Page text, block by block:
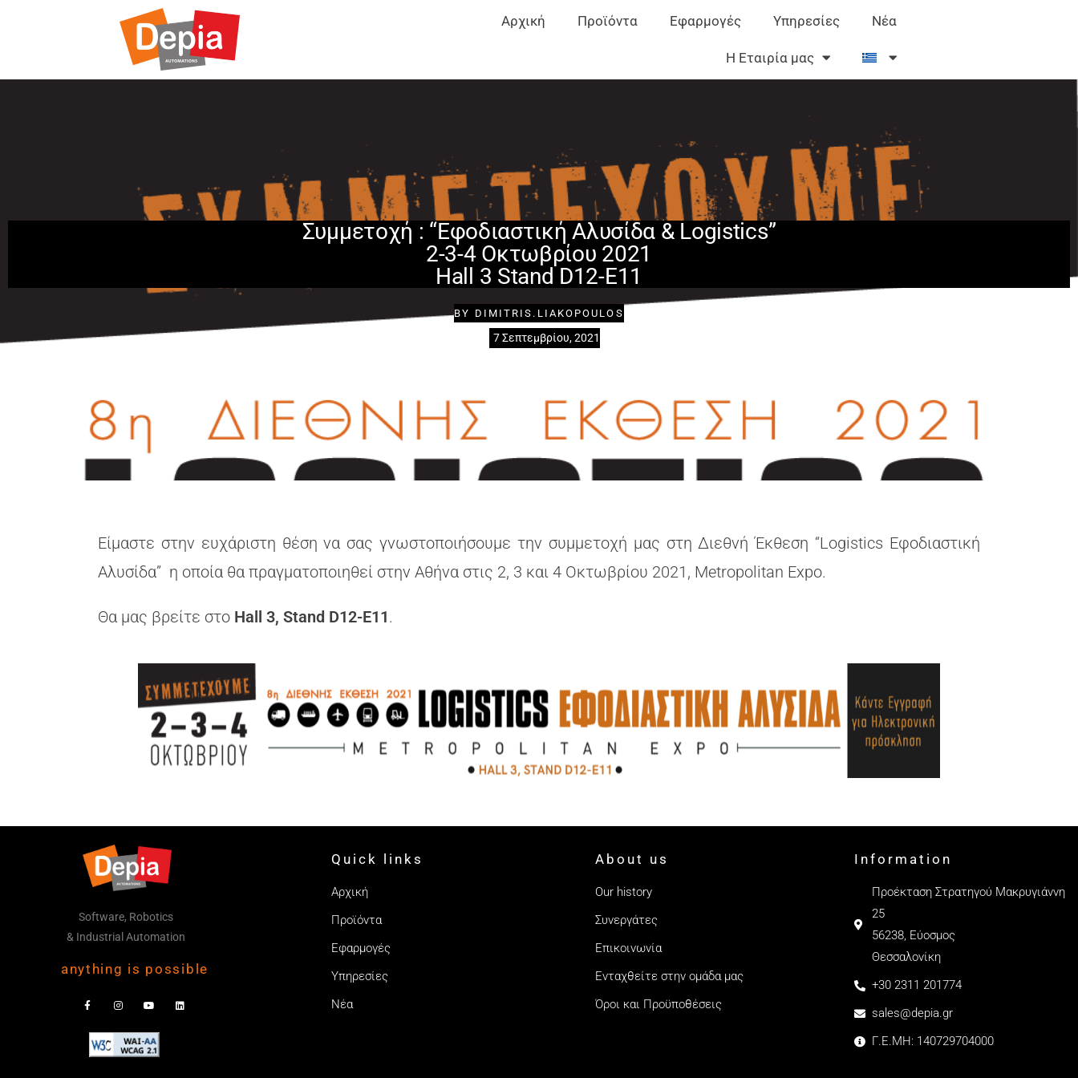
Αρχική Προϊόντα Εφαρμογές Υπηρεσίες Νέα
Η Εταιρία μας
Συμμετοχή : “Εφοδιαστική Αλυσίδα & Logistics”
2-3-4 Οκτωβρίου 2021
Hall 3 Stand D12-E11
BY DIMITRIS.LIAKOPOULOS
7 Σεπτεμβρίου, 2021
Είμαστε στην ευχάριστη θέση να σας γνωστοποιήσουμε την συμμετοχή μας στη Διεθνή Έκθεση “Logistics Εφοδιαστική
Αλυσίδα” η οποία θα πραγματοποιηθεί στην Αθήνα στις 2, 3 και 4 Οκτωβρίου 2021, Metropolitan Expo.
Θα μας βρείτε στο Hall 3, Stand D12-E11.
Software, Robotics
& Industrial Automation
anything is possible
Quick links
Αρχική
Προϊόντα
Εφαρμογές
Υπηρεσίες
Νέα
About us
Our history
Συνεργάτες
Επικοινωνία
Ενταχθείτε στην ομάδα μας
Όροι και Προϋποθέσεις
Information
Προέκταση Στρατηγού Μακρυγιάννη
25
56238, Εύοσμος
Θεσσαλονίκη
+30 2311 201774
sales@depia.gr
Γ.Ε.ΜΗ: 140729704000